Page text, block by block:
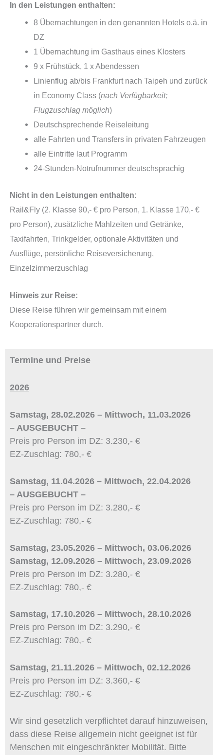
In den Leistungen enthalten:
8 Übernachtungen in den genannten Hotels o.ä. in
DZ
1 Übernachtung im Gasthaus eines Klosters
9 x Frühstück, 1 x Abendessen
Linienflug ab/bis Frankfurt nach Taipeh und zurück
in Economy Class (nach Verfügbarkeit;
Flugzuschlag möglich)
Deutschsprechende Reiseleitung
alle Fahrten und Transfers in privaten Fahrzeugen
alle Eintritte laut Programm
24-Stunden-Notrufnummer deutschsprachig
Nicht in den Leistungen enthalten:
Rail&Fly (2. Klasse 90,- € pro Person, 1. Klasse 170,- €
pro Person), zusätzliche Mahlzeiten und Getränke,
Taxifahrten, Trinkgelder, optionale Aktivitäten und
Ausflüge, persönliche Reiseversicherung,
Einzelzimmerzuschlag
Hinweis zur Reise:
Diese Reise führen wir gemeinsam mit einem
Kooperationspartner durch.
Termine und Preise
2026
Samstag, 28.02.2026 – Mittwoch, 11.03.2026
– AUSGEBUCHT –
Preis pro Person im DZ: 3.230,- €
EZ-Zuschlag: 780,- €
Samstag, 11.04.2026 – Mittwoch, 22.04.2026
– AUSGEBUCHT –
Preis pro Person im DZ: 3.280,- €
EZ-Zuschlag: 780,- €
Samstag, 23.05.2026 – Mittwoch, 03.06.2026
Samstag, 12.09.2026 – Mittwoch, 23.09.2026
Preis pro Person im DZ: 3.280,- €
EZ-Zuschlag: 780,- €
Samstag, 17.10.2026 – Mittwoch, 28.10.2026
Preis pro Person im DZ: 3.290,- €
EZ-Zuschlag: 780,- €
Samstag, 21.11.2026 – Mittwoch, 02.12.2026
Preis pro Person im DZ: 3.360,- €
EZ-Zuschlag: 780,- €
Wir sind gesetzlich verpflichtet darauf hinzuweisen,
dass diese Reise allgemein nicht geeignet ist für
Menschen mit eingeschränkter Mobilität. Bitte